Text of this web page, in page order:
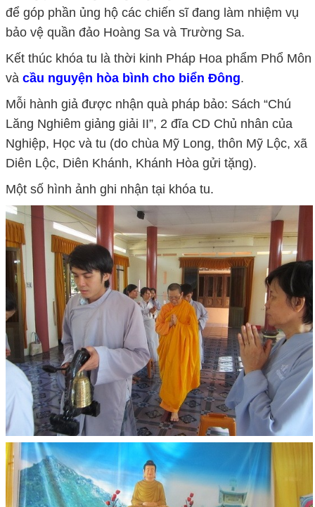
để góp phần ủng hộ các chiến sĩ đang làm nhiệm vụ
bảo vệ quần đảo Hoàng Sa và Trường Sa.
Kết thúc khóa tu là thời kinh Pháp Hoa phẩm Phổ Môn
và cầu nguyện hòa bình cho biển Đông.
Mỗi hành giả được nhận quà pháp bảo: Sách “Chú
Lăng Nghiêm giảng giải II”, 2 đĩa CD Chủ nhân của
Nghiệp, Học và tu (do chùa Mỹ Long, thôn Mỹ Lộc, xã
Diên Lộc, Diên Khánh, Khánh Hòa gửi tặng).
Một số hình ảnh ghi nhận tại khóa tu.